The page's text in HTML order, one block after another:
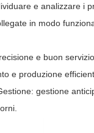
e analizzare i
in modo
e buon
e produzione
gestione